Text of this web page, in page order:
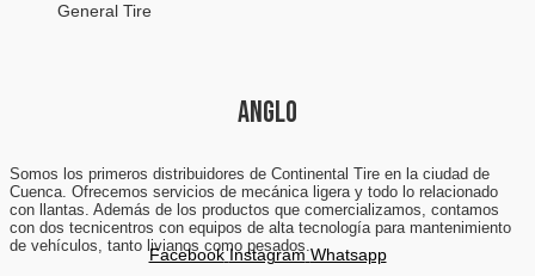
General Tire
ANGLO
Somos los primeros distribuidores de Continental Tire en la ciudad de
Cuenca. Ofrecemos servicios de mecánica ligera y todo lo relacionado
con llantas. Además de los productos que comercializamos, contamos
con dos tecnicentros con equipos de alta tecnología para mantenimiento
de vehículos, tanto livianos como pesados.
Facebook Instagram Whatsapp